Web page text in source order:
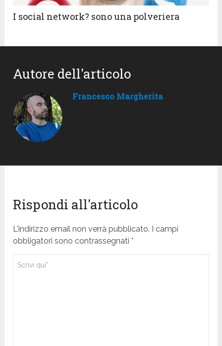
I social network? sono una polveriera
Autore dell'articolo
Francesco Margherita
Rispondi all'articolo
L'indirizzo email non verrà pubblicato. I campi
obbligatori sono contrassegnati *